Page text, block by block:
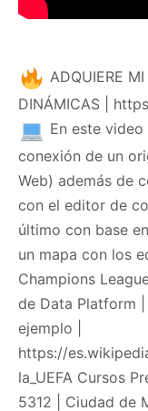
ADQUIERE
DINÁMICAS |
En este
conexión de un
Web) además de
con el editor de
último con base
un mapa con los
Champions
de Data Platform |
ejemplo |
https://
la_UEFA Cursos
5312 | Ciudad de